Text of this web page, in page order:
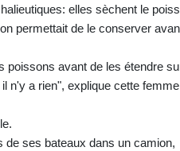
elles sèchent le
permettait de le conserver
poissons avant de les étendre
n'y a rien", explique cette
de ses bateaux dans un camion,